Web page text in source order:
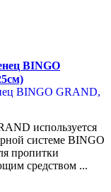
BINGO
используется
системе BINGO
пропитки
средством ...